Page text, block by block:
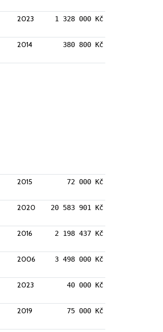
2023 1 328 000 Kč
2014 380 800 Kč
2015 72 000 Kč
2020 20 583 901 Kč
2016 2 198 437 Kč
2006 3 498 000 Kč
2023 40 000 Kč
2019 75 000 Kč